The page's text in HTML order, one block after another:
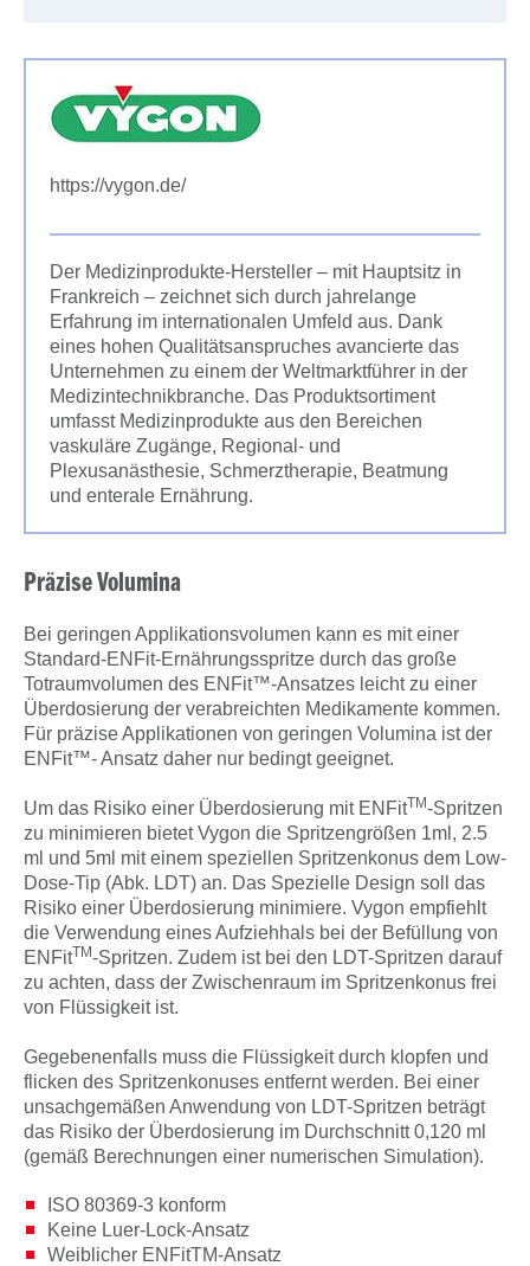
https://vygon.de/
Der Medizinprodukte-Hersteller – mit Hauptsitz in
Frankreich – zeichnet sich durch jahrelange
Erfahrung im internationalen Umfeld aus. Dank
eines hohen Qualitätsanspruches avancierte das
Unternehmen zu einem der Weltmarktführer in der
Medizintechnikbranche. Das Produktsortiment
umfasst Medizinprodukte aus den Bereichen
vaskuläre Zugänge, Regional- und
Plexusanästhesie, Schmerztherapie, Beatmung
und enterale Ernährung.
Präzise Volumina
Bei geringen Applikationsvolumen kann es mit einer
Standard-ENFit-Ernährungsspritze durch das große
Totraumvolumen des ENFit™-Ansatzes leicht zu einer
Überdosierung der verabreichten Medikamente kommen.
Für präzise Applikationen von geringen Volumina ist der
ENFit™- Ansatz daher nur bedingt geeignet.
Um das Risiko einer Überdosierung mit ENFitTM-Spritzen
zu minimieren bietet Vygon die Spritzengrößen 1ml, 2.5
ml und 5ml mit einem speziellen Spritzenkonus dem Low-
Dose-Tip (Abk. LDT) an. Das Spezielle Design soll das
Risiko einer Überdosierung minimiere. Vygon empfiehlt
die Verwendung eines Aufziehhals bei der Befüllung von
ENFitTM-Spritzen. Zudem ist bei den LDT-Spritzen darauf
zu achten, dass der Zwischenraum im Spritzenkonus frei
von Flüssigkeit ist.
Gegebenenfalls muss die Flüssigkeit durch klopfen und
flicken des Spritzenkonuses entfernt werden. Bei einer
unsachgemäßen Anwendung von LDT-Spritzen beträgt
das Risiko der Überdosierung im Durchschnitt 0,120 ml
(gemäß Berechnungen einer numerischen Simulation).
ISO 80369-3 konform
Keine Luer-Lock-Ansatz
Weiblicher ENFitTM-Ansatz